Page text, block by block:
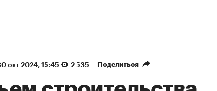
окт 2024, 15:45 2 535 Поделиться